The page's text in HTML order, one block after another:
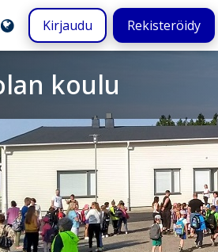
Kirjaudu Rekisteröidy
koulu